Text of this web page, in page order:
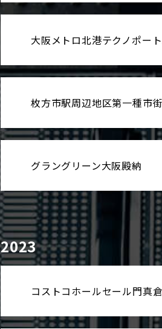
大阪メトロ北港テクノポー
枚方市駅周辺地区第一種市
グラングリーン大阪殿納
2023
コストコホールセール門真